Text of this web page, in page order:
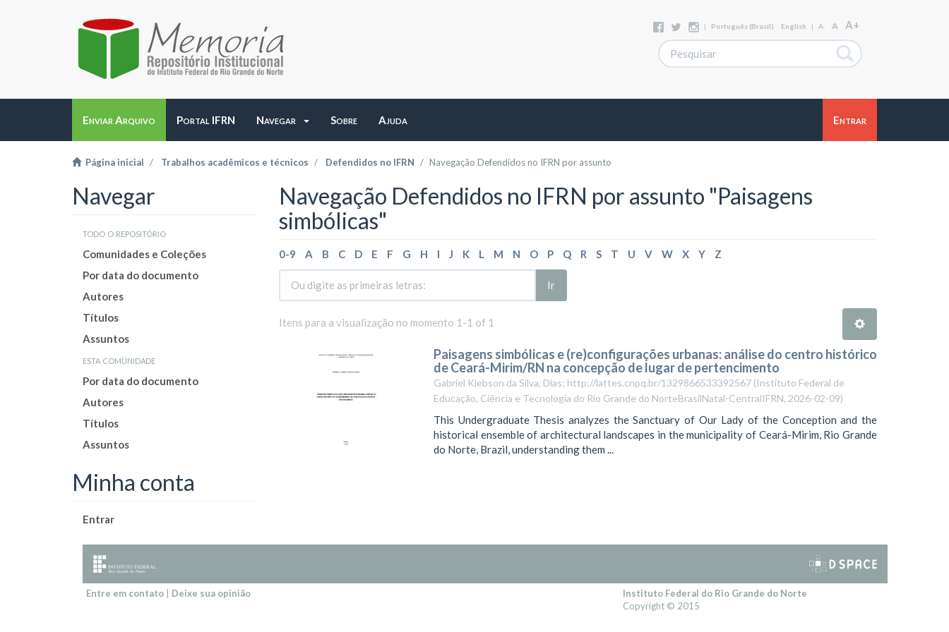
| Português (Brasil) English | A- A A+
Enviar Arquivo Portal IFRN Navegar Sobre Ajuda Entrar
Página inicial Trabalhos acadêmicos e técnicos Defendidos no IFRN Navegação Defendidos no IFRN por assunto
Navegar
todo o repositório
Comunidades e Coleções
Por data do documento
Autores
Títulos
Assuntos
esta comunidade
Por data do documento
Autores
Títulos
Assuntos
Minha conta
Entrar
Navegação Defendidos no IFRN por assunto "Paisagens
simbólicas"
0-9 A B C D E F G H I J K L M N O P Q R S T U V W X Y Z
Ir
Itens para a visualização no momento 1-1 of 1
Paisagens simbólicas e (re)configurações urbanas: análise do centro histórico
de Ceará-Mirim/RN na concepção de lugar de pertencimento
Gabriel Klebson da Silva, Dias; http://lattes.cnpq.br/1329866533392567 (Instituto Federal de
Educação, Ciência e Tecnologia do Rio Grande do NorteBrasilNatal-CentralIFRN, 2026-02-09)
This Undergraduate Thesis analyzes the Sanctuary of Our Lady of the Conception and the
historical ensemble of architectural landscapes in the municipality of Ceará-Mirim, Rio Grande
do Norte, Brazil, understanding them ...
Entre em contato Deixe sua opinião
Instituto Federal do Rio Grande do Norte
Copyright © 2015